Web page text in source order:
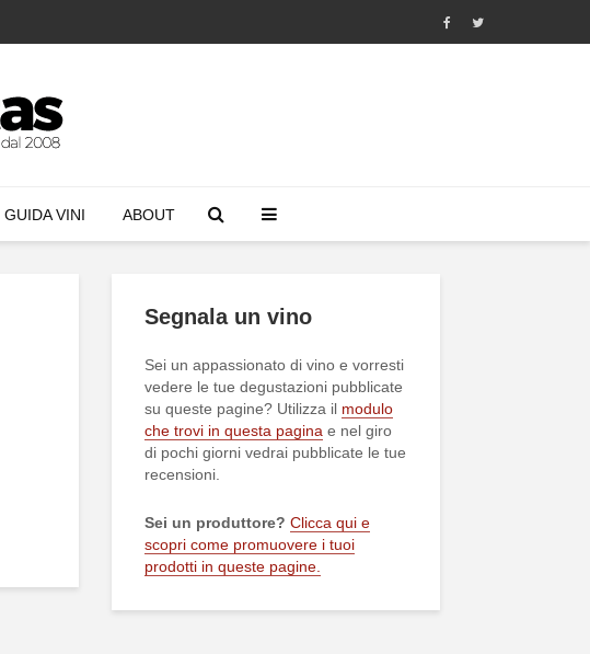
GUIDA VINI ABOUT
Segnala un vino
Sei un appassionato di vino e vorresti
vedere le tue degustazioni pubblicate
su queste pagine? Utilizza il modulo
che trovi in questa pagina e nel giro
di pochi giorni vedrai pubblicate le tue
recensioni.
Sei un produttore? Clicca qui e
scopri come promuovere i tuoi
prodotti in queste pagine.